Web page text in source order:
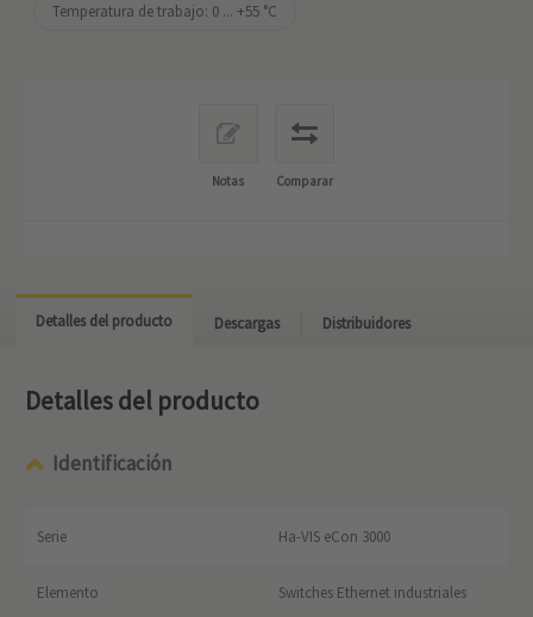
Temperatura de trabajo: ‌0 ... +55 °C
Notas Comparar
Detalles del producto Descargas Distribuidores
Detalles del producto
Identificación
Serie Ha-VIS eCon 3000
Elemento Switches Ethernet industriales